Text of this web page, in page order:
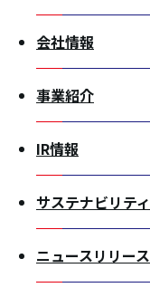
会社情報
事業紹介
IR情報
サステナビリティ
ニュースリリース